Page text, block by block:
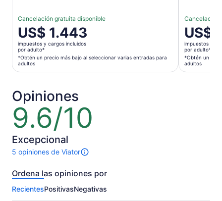
Cancelación gratuita disponible
El
precio
es
de
US$ 1.443.
adulto*
*Obtén
un
precio
más
bajo
al
seleccionar
varias
entradas
para
adultos
US$ 1.443
impuestos y cargos incluidos
por adulto*
*Obtén un precio más bajo al seleccionar varias entradas para
adultos
Cancelación
El
precio
es
de
US$
adultos
US$
impuestos y
por adulto*
*Obtén un
adultos
Opiniones
9.6/10
9.6
de
10
Excepcional
5 opiniones de Viator
5
sobre
actividad.
Ordena las opiniones por
RecientesPositivasNegativas